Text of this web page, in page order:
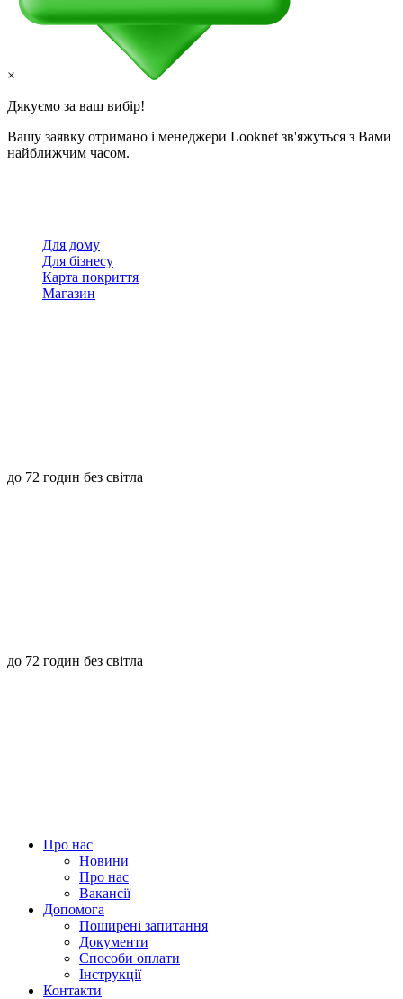
×
Дякуємо за ваш вибір!
Вашу заявку отримано і менеджери Looknet зв'яжуться з Вами
найближчим часом.
Для дому
Для бізнесу
Карта покриття
Магазин
до 72 годин без світла
до 72 годин без світла
Про нас
Новини
Про нас
Вакансії
Допомога
Поширені запитання
Документи
Способи оплати
Інструкції
Контакти